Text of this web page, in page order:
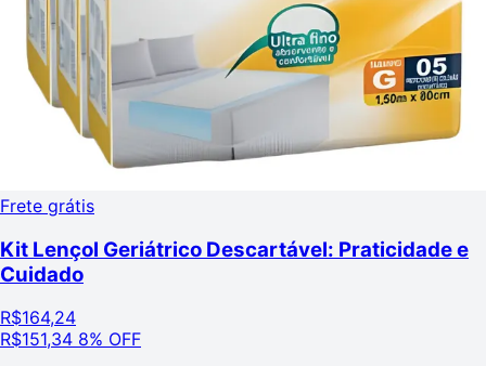
Frete grátis
Kit Lençol Geriátrico Descartável: Praticidade e
Cuidado
R$164,24
R$151,34 8% OFF